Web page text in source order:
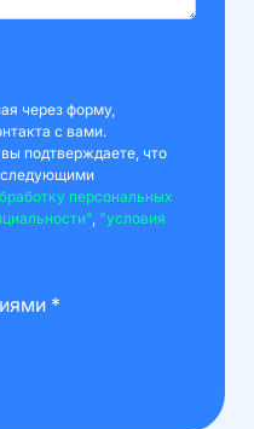
через форму,
с вами.
подтверждаете, что
следующими
персональных
, "условия
*